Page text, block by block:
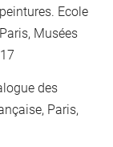
Ecole
Musées
des
Paris,